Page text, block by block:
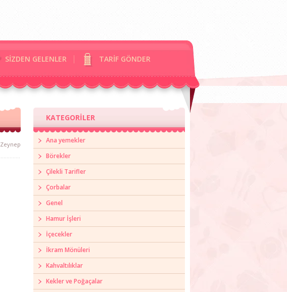
SİZDEN GELENLER TARİF GÖNDER
Zeynep
KATEGORİLER
Ana yemekler
Börekler
Çilekli Tarifler
Çorbalar
Genel
Hamur İşleri
İçecekler
İkram Mönüleri
Kahvaltılıklar
Kekler ve Poğaçalar